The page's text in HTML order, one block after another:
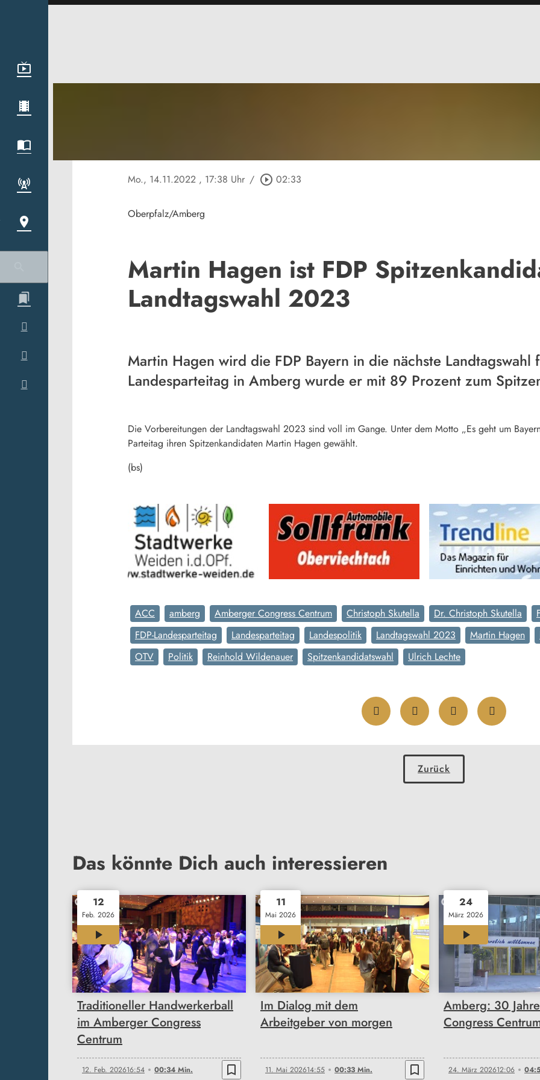
Mo., 14.11.2022 , 17:38 Uhr / play_circle_outline 02:33
Oberpfalz/Amberg
Martin Hagen ist FDP
Landtagswahl 2023
Martin Hagen wird die FDP Bayern in die nächste Landtagswahl
Landesparteitag in Amberg wurde er mit 89 Prozent zum
Die Vorbereitungen der Landtagswahl 2023 sind voll im Gange. Unter dem Motto „Es geht um
Parteitag ihren Spitzenkandidaten Martin Hagen gewählt.
(bs)
ACC amberg Amberger Congress Centrum Christoph Skutella Dr. Christoph Skutella
FDP-Landesparteitag
Landesparteitag Landespolitik Landtagswahl 2023 Martin Hagen
OTV
Politik Reinhold Wildenauer Spitzenkandidatswahl Ulrich Lechte
Zurück
Das könnte Dich auch interessieren
12
Feb. 2026
00:34
Traditioneller Handwerkerball
im Amberger Congress
Centrum
12. Feb. 202616:54 00:34 Min. bookmark_border
11
Mai 2026
00:33
Im Dialog mit dem
Arbeitgeber von morgen
11. Mai 202614:55 00:33 Min. bookmark_border
24
März 2026
04:56
Amberg: 30
Congress
24. März 202612:06